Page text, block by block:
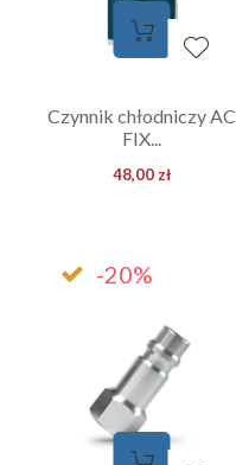
Czynnik chłodniczy AC
FIX...
48,00 zł
-20%